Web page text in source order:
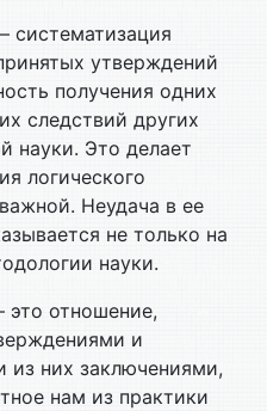
систематизация
утверждений
получения одних
следствий других
науки. Это делает
логического
Неудача в ее
не только на
науки.
это отношение,
и
них заключениями,
нам из практики